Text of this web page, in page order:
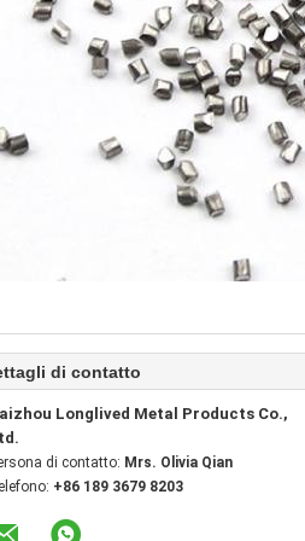
di contatto
Longlived Metal Products Co.,
di contatto: Mrs. Olivia Qian
+86 189 3679 8203